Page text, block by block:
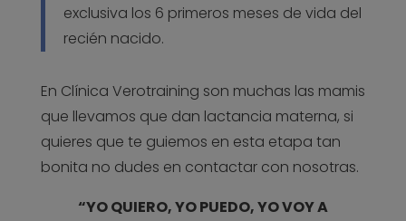
exclusiva los 6 primeros meses de vida del
recién nacido.
En Clínica Verotraining son muchas las mamis
que llevamos que dan lactancia materna, si
quieres que te guiemos en esta etapa tan
bonita no dudes en contactar con nosotras.
“YO QUIERO, YO PUEDO, YO VOY A